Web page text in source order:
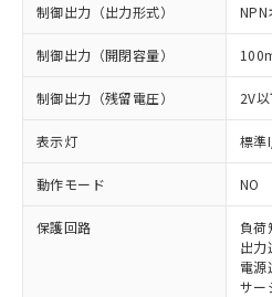
制御出力（出力形式） NPN
制御出力（開閉容量）
制御出力（残留電圧） 2V
表示灯 標準
動作モード NO
保護回路
負荷
出力
電源
サー
※1 対応状況
対応済み：EU RoHS
非含有に対応した製品が